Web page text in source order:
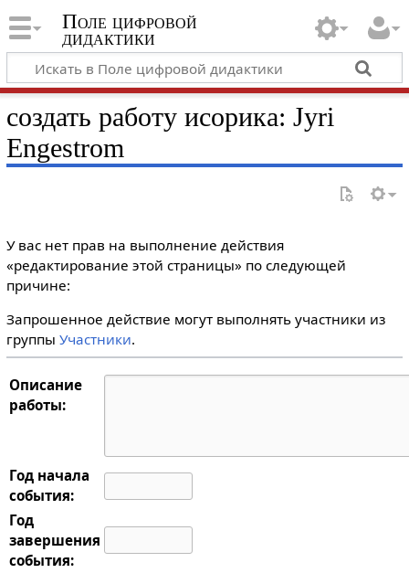
Поле цифровой
дидактики
создать работу исорика: Jyri
Engestrom
У вас нет прав на выполнение действия
«редактирование этой страницы» по следующей
причине:
Запрошенное действие могут выполнять участники из
группы Участники.
Описание
работы:
Год начала
события:
Год
завершения
события: